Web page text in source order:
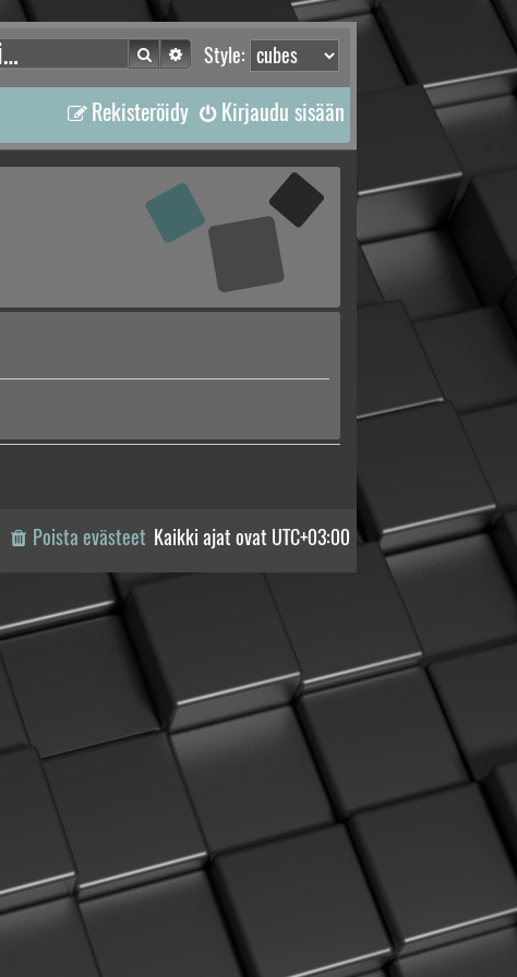
Style:
Etsi Tarkennettu haku
Kirjaudu sisään
Rekisteröidy
Kaikki ajat ovat UTC+03:00
Poista evästeet